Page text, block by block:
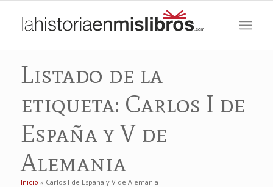
Listado de la
etiqueta: Carlos I de
España y V de
Alemania
Inicio » Carlos I de España y V de Alemania